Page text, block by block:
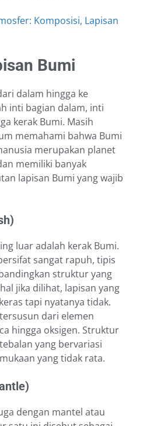
Komposisi, Lapisan
Bumi
dalam hingga ke
inti bagian dalam, inti
kerak Bumi. Masih
memahami bahwa Bumi
merupakan planet
memiliki banyak
lapisan Bumi yang wajib
luar adalah kerak Bumi.
sangat rapuh, tipis
struktur yang
jika dilihat, lapisan yang
tapi nyatanya tidak.
dari elemen
hingga oksigen. Struktur
yang bervariasi
yang tidak rata.
dengan mantel atau